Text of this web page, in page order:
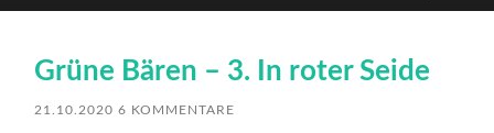
Menü
Grüne Bären – 3. In roter Seide
21.10.2020 6 KOMMENTARE